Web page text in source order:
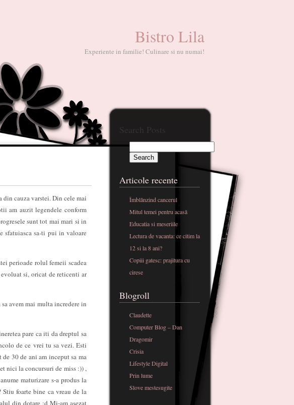
Bistro Lila
Experiente in familie! Culinare si nu numai!
din cauza varstei. Din cele mai
am auzit legendele conform
sunt tot mai mari si in
sfatuiasca sa-ti pui in valoare
perioade rolul femeii scadea
si, oricat de reticenti ar
avem mai multa incredere in
pare ca iti da dreptul sa
de ce vrei tu sa vezi. Esti
30 de ani am inceput sa ma
nici la concursuri de miss :)) ,
maturizare s-a produs la
foarte bine ca vreau de la
din dotare :d Mi-am asezat
Search Posts
Articole recente
Îmblânzind cancerul
Mitul temei pentru acasă
Educatia si meseriile
Lectura de vacanta: ce citim la
12 si la 8 ani?
Copiii gatesc: prajitura cu
cirese
Blogroll
Claudette
Computer Blog – Dan
Dragomir
Crisia
Lifestyle Digital
Prin lume
Slove mestesugite